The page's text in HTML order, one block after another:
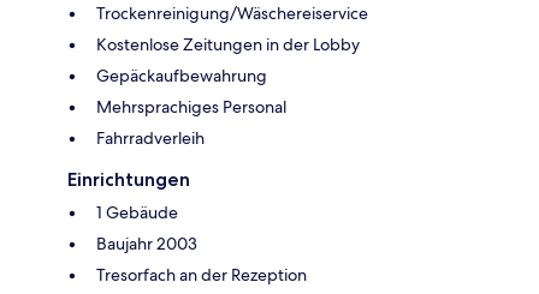
Trockenreinigung/Wäschereiservice
Kostenlose Zeitungen in der Lobby
Gepäckaufbewahrung
Mehrsprachiges Personal
Fahrradverleih
Einrichtungen
1 Gebäude
Baujahr 2003
Tresorfach an der Rezeption